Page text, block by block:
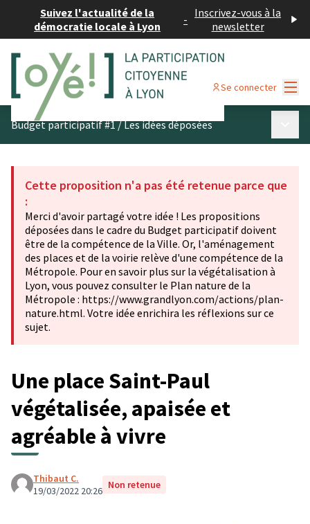
Suivez l'actualité de la
démocratie locale à Lyon
- Inscrivez-vous à la
newsletter
Se connecter
Budget participatif #1/Les idées déposées
Cette proposition n'a pas été retenue parce que
:
Merci d'avoir partagé votre idée ! Les propositions
déposées dans le cadre du Budget participatif doivent
être de la compétence de la Ville. Or, l'aménagement
des places et de la voirie relève d'une compétence de la
Métropole. Pour en savoir plus sur la végétalisation à
Lyon, vous pouvez consulter le Plan nature de la
Métropole : https://www.grandlyon.com/actions/plan-
nature.html. Votre idée enrichira les réflexions sur ce
sujet.
Une place Saint-Paul
végétalisée, apaisée et
agréable à vivre
Thibaut C.
19/03/2022 20:26 Non retenue